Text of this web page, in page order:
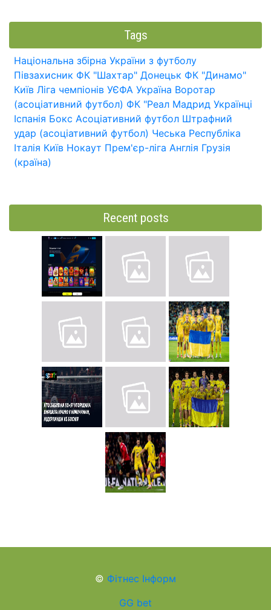
Tags
Національна збірна України з футболу
Півзахисник ФК "Шахтар" Донецьк ФК "Динамо"
Київ Ліга чемпіонів УЄФА Україна Воротар
(асоціативний футбол) ФК "Реал Мадрид Українці
Іспанія Бокс Асоціативний футбол Штрафний
удар (асоціативний футбол) Чеська Республіка
Італія Київ Нокаут Прем'єр-ліга Англія Грузія
(країна)
Recent posts
© Фітнес Інформ
GG bet